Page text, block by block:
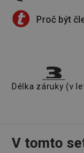
Proč být
Délka záruky (v
V tomto